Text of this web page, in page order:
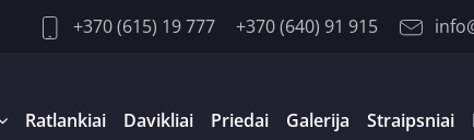
+370 (615) 19 777 +370 (640) 91 915
Ratlankiai Davikliai Priedai Galerija Straipsniai